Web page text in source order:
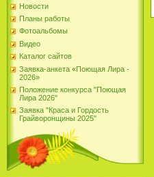
Новости
Планы работы
Фотоальбомы
Видео
Каталог сайтов
Заявка-анкета «Поющая Лира -
2026»
Положение конкурса "Поющая
Лира 2026"
Заявка "Краса и Гордость
Грайворонщины 2025"